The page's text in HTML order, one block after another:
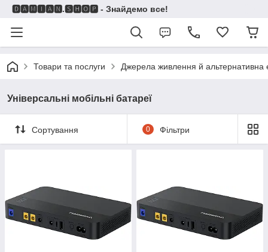
🅳🅰🅼🅸🅰🅽.🆂🅷🅾🅿 - Знайдемо все!
Товари та послуги Джерела живлення й альтернативна
Універсальні мобільні батареї
Сортування 0 Фільтри